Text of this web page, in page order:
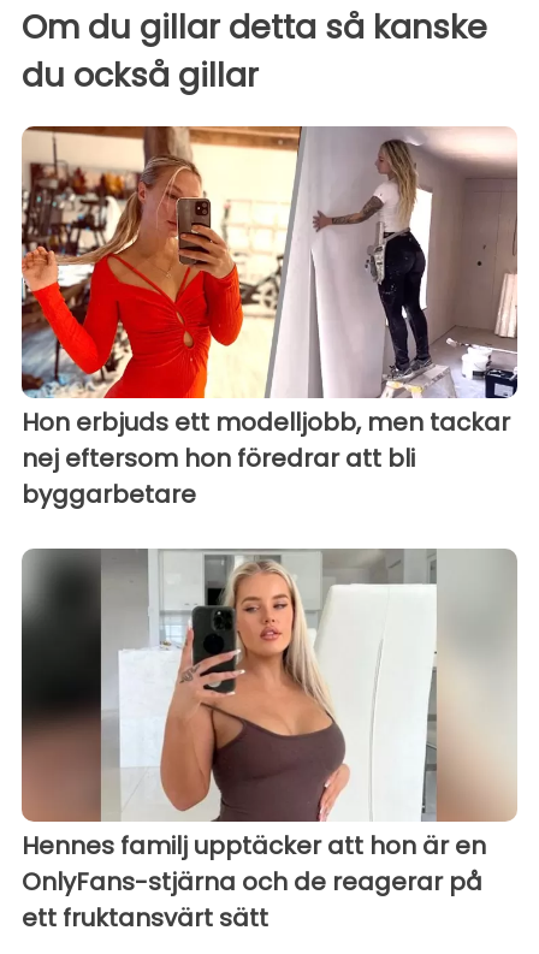
Om du gillar detta så kanske
du också gillar
Hon erbjuds ett modelljobb, men tackar
nej eftersom hon föredrar att bli
byggarbetare
Hennes familj upptäcker att hon är en
OnlyFans-stjärna och de reagerar på
ett fruktansvärt sätt